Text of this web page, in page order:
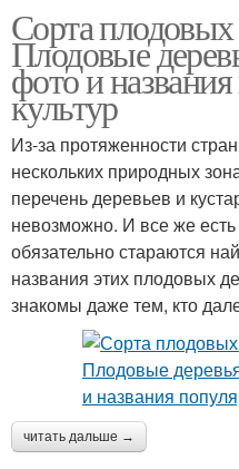
Сорта плодовых
Плодовые
фото и
культур
Из-за протяженности
нескольких природных
перечень деревьев и
невозможно. И все же
обязательно стараются
названия этих плодовых
знакомы даже тем, кто
читать дальше →